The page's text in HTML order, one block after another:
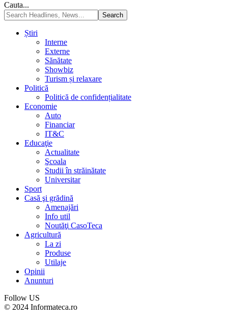
Cauta...
Știri
Interne
Externe
Sănătate
Showbiz
Turism și relaxare
Politică
Politică de confidențialitate
Economie
Auto
Financiar
IT&C
Educaţie
Actualitate
Şcoala
Studii în străinătate
Universitar
Sport
Casă şi grădină
Amenajări
Info util
Noutăţi CasoTeca
Agricultură
La zi
Produse
Utilaje
Opinii
Anunturi
Follow US
© 2024 Informateca.ro